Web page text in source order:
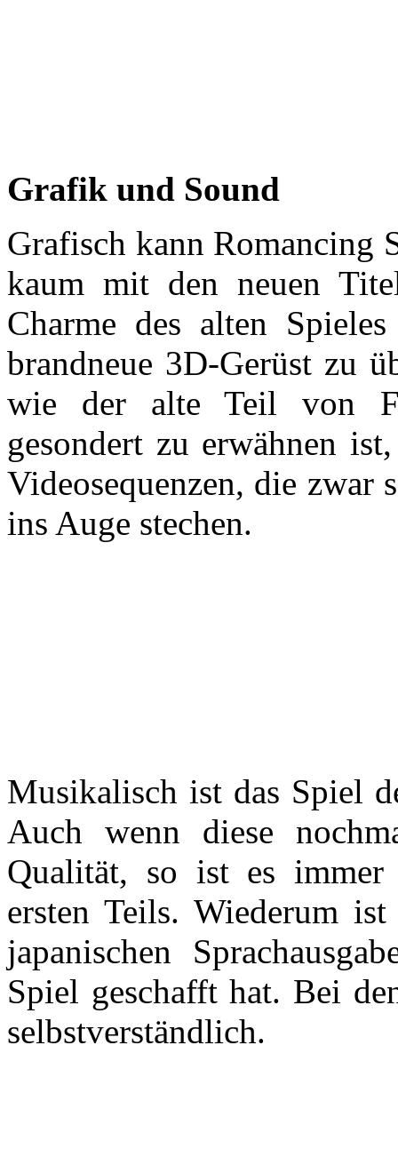
Grafik und Sound
Grafisch kann Romancing
kaum mit den neuen
Charme des alten
brandneue 3D-Gerüst zu
wie der alte Teil von
gesondert zu erwähnen
Videosequenzen, die zwar
ins Auge stechen.
Musikalisch ist das Spiel
Auch wenn diese
Qualität, so ist es
ersten Teils. Wiederum
japanischen
Spiel geschafft hat. Bei
selbstverständlich.